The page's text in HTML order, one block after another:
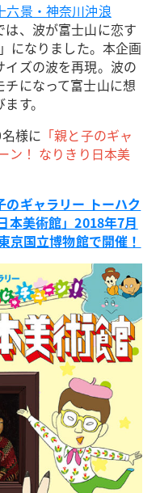
六景・神奈川沖浪
、波が富士山に恋す
になりました。本企画
ズの波を再現。波の
になって富士山に想
す。
様に 「親と子のギャ
ン！ なりきり日本美
のギャラリー トーハク
本美術館」2018年7月
京国立博物館で開催！